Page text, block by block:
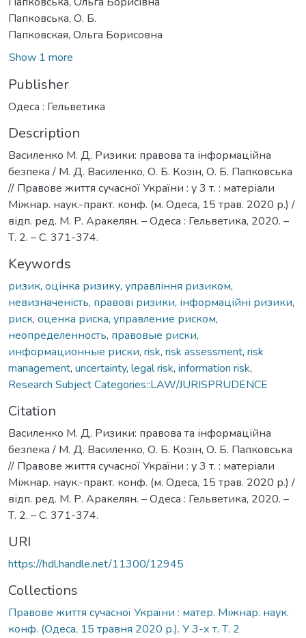
Папковська, О. Б.
Папковская, Ольга Борисовна
Show 1 more
Publisher
Одеса : Гельветика
Description
Василенко М. Д. Ризики: правова та інформаційна
безпека / М. Д. Василенко, О. Б. Козін, О. Б. Папковська
// Правове життя сучасної України : у 3 т. : матеріали
Міжнар. наук.-практ. конф. (м. Одеса, 15 трав. 2020 р.) /
відп. ред. М. Р. Аракелян. – Одеса : Гельветика, 2020. –
Т. 2. – С. 371-374.
Keywords
ризик, оцінка ризику, управління ризиком,
невизначеність, правові ризики, інформаційні ризики,
риск, оценка риска, управление риском,
неопределенность, правовые риски,
информационные риски, risk, risk assessment, risk
management, uncertainty, legal risk, information risk,
Research Subject Categories::LAW/JURISPRUDENCE
Citation
Василенко М. Д. Ризики: правова та інформаційна
безпека / М. Д. Василенко, О. Б. Козін, О. Б. Папковська
// Правове життя сучасної України : у 3 т. : матеріали
Міжнар. наук.-практ. конф. (м. Одеса, 15 трав. 2020 р.) /
відп. ред. М. Р. Аракелян. – Одеса : Гельветика, 2020. –
Т. 2. – С. 371-374.
URI
https://hdl.handle.net/11300/12945
Collections
Правове життя сучасної України : матер. Міжнар. наук.
конф. (Одеса, 15 травня 2020 р.). У 3-х т. Т. 2